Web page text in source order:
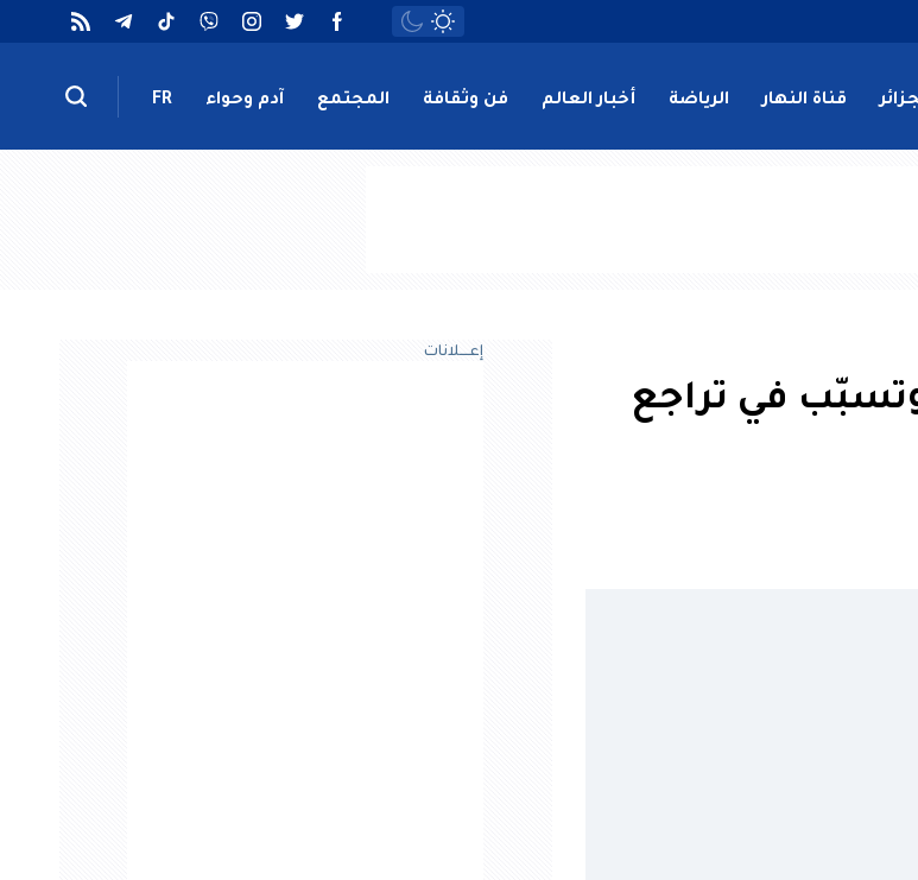
قناة النهار الرياضة أخبار العالم فن وثقافة المجتمع آدم وحواء FR
في تراجع
إعــــلانات